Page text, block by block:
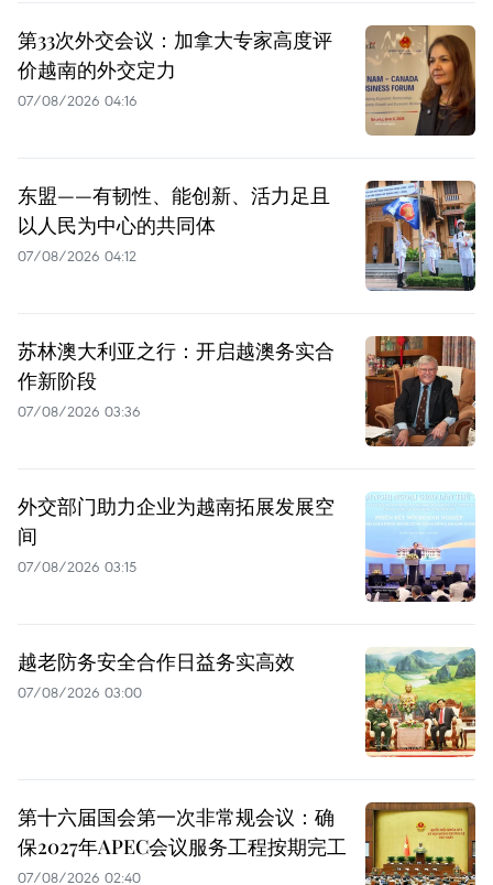
第33次外交会议：加拿大专家高度评
价越南的外交定力
07/08/2026 04:16
东盟——有韧性、能创新、活力足且
以人民为中心的共同体
07/08/2026 04:12
苏林澳大利亚之行：开启越澳务实合
作新阶段
07/08/2026 03:36
外交部门助力企业为越南拓展发展空
间
07/08/2026 03:15
越老防务安全合作日益务实高效
07/08/2026 03:00
第十六届国会第一次非常规会议：确
保2027年APEC会议服务工程按期完工
07/08/2026 02:40